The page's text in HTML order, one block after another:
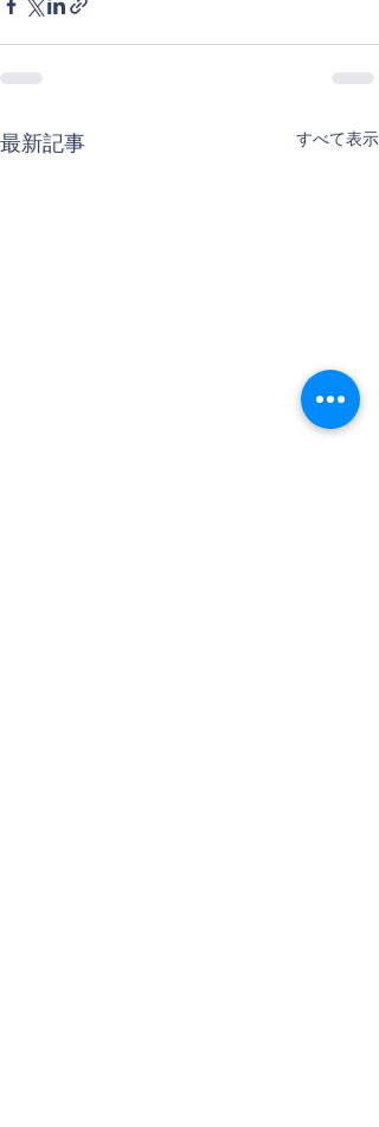
最新記事 すべて表示